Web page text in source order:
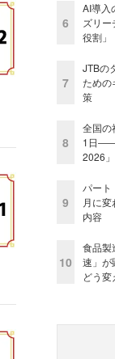
6
AI導入
ズリ
役割」
7
JTBの
ための
策
8
全国の
1日――
2026
9
パー
月に
内容
10
食品製
速」が
どう変